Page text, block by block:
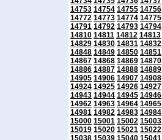
14753 14754 14755 14756
14772 14773 14774 14775
14791 14792 14793 14794
14810 14811 14812 14813
14829 14830 14831 14832
14848 14849 14850 14851
14867 14868 14869 14870
14886 14887 14888 14889
14905 14906 14907 14908
14924 14925 14926 14927
14943 14944 14945 14946
14962 14963 14964 14965
14981 14982 14983 14984
15000 15001 15002 15003
15019 15020 15021 15022
15038 15039 15040 15041